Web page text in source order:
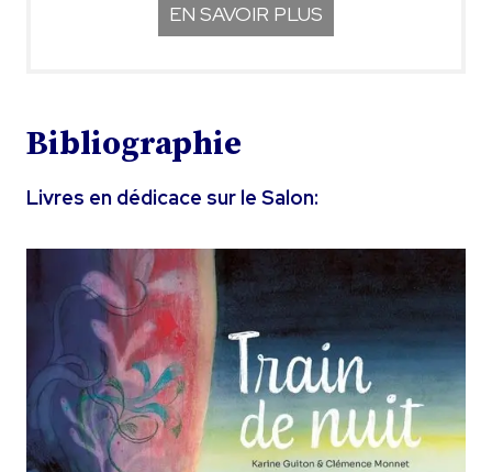
EN SAVOIR PLUS
Bibliographie
Livres en dédicace sur le Salon: